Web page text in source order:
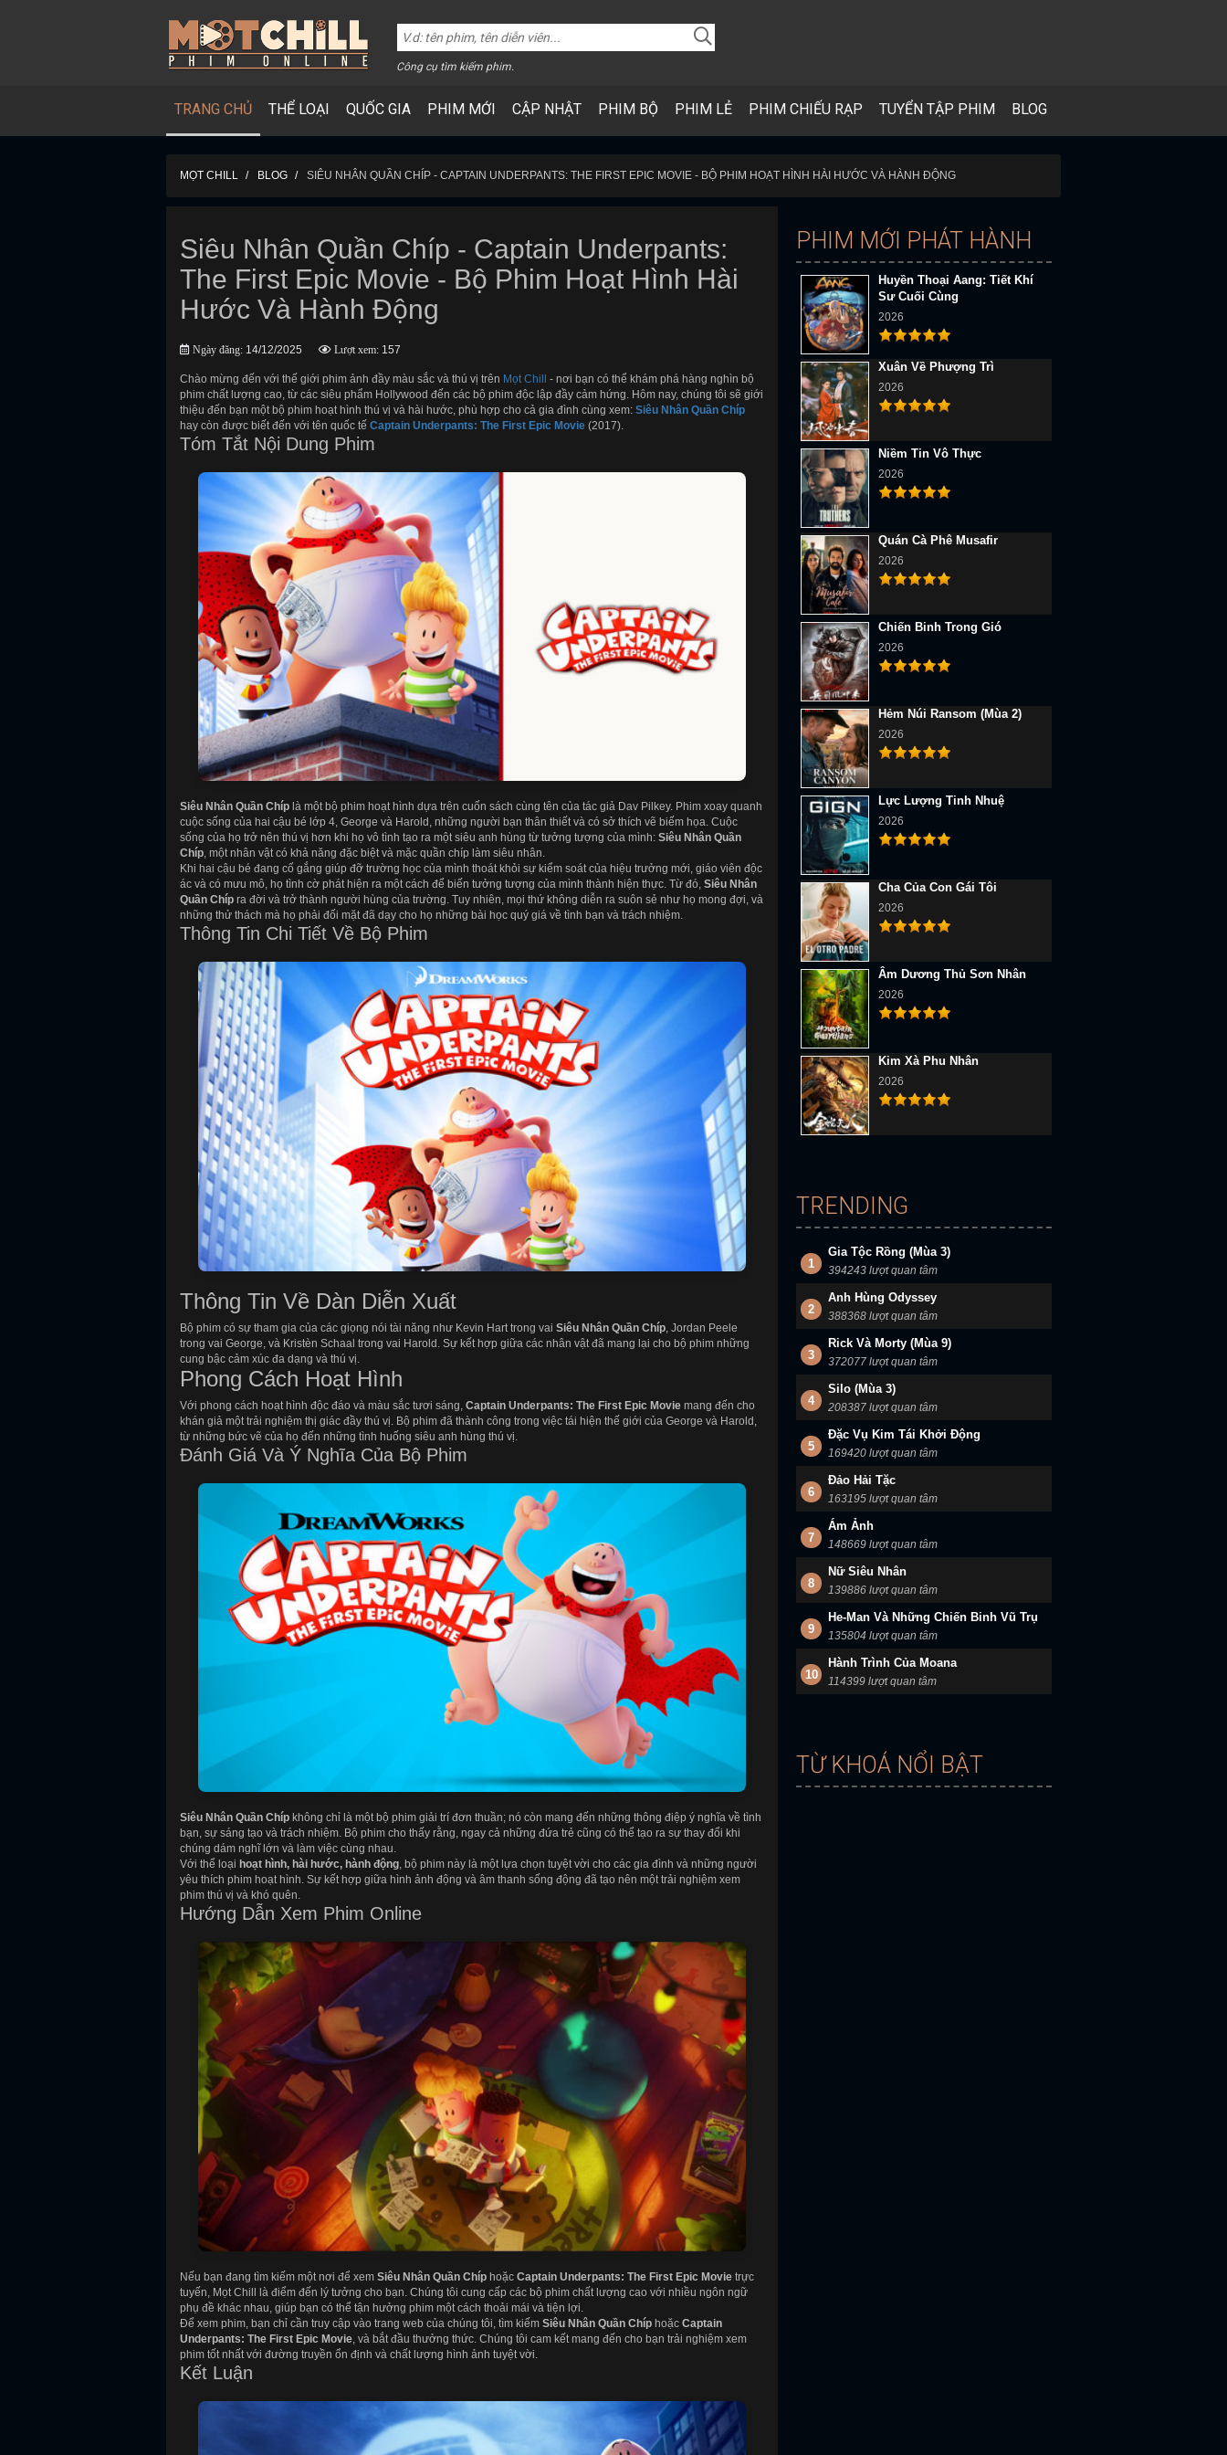
Công cụ tìm kiếm phim.
TRANG CHỦ THỂ LOẠI QUỐC GIA PHIM MỚI CẬP NHẬT PHIM BỘ PHIM LẺ PHIM CHIẾU RẠP TUYỂN TẬP PHIM BLOG
MỌT CHILL BLOG SIÊU NHÂN QUẦN CHÍP - CAPTAIN UNDERPANTS: THE FIRST EPIC MOVIE - BỘ PHIM HOẠT HÌNH HÀI HƯỚC VÀ HÀNH ĐỘNG
Siêu Nhân Quần Chíp - Captain Underpants:
The First Epic Movie - Bộ Phim Hoạt Hình Hài
Hước Và Hành Động
Ngày đăng: 14/12/2025 Lượt xem: 157
Chào mừng đến với thế giới phim ảnh đầy màu sắc và thú vị trên Mọt Chill
- nơi bạn có thể khám phá hàng nghìn bộ
phim chất lượng cao, từ các siêu phẩm Hollywood đến các bộ phim độc lập đầy cảm hứng. Hôm nay, chúng tôi sẽ giới
thiệu đến bạn một bộ phim hoạt hình thú vị và hài hước, phù hợp cho cả gia đình cùng xem: Siêu Nhân Quần Chíp
hay còn được biết đến với tên quốc tế Captain Underpants: The First Epic Movie (2017).
Tóm Tắt Nội Dung Phim
Siêu Nhân Quần Chíp là một bộ phim hoạt hình dựa trên cuốn sách cùng tên của tác giả Dav Pilkey. Phim xoay quanh
cuộc sống của hai cậu bé lớp 4, George và Harold, những người bạn thân thiết và có sở thích vẽ biếm họa. Cuộc
sống của họ trở nên thú vị hơn khi họ vô tình tạo ra một siêu anh hùng từ tưởng tượng của mình: Siêu Nhân Quần
Chíp, một nhân vật có khả năng đặc biệt và mặc quần chíp làm siêu nhân.
Khi hai cậu bé đang cố gắng giúp đỡ trường học của mình thoát khỏi sự kiểm soát của hiệu trưởng mới, giáo viên độc
ác và có mưu mô, họ tình cờ phát hiện ra một cách để biến tưởng tượng của mình thành hiện thực. Từ đó, Siêu Nhân
Quần Chíp ra đời và trở thành người hùng của trường. Tuy nhiên, mọi thứ không diễn ra suôn sẻ như họ mong đợi, và
những thử thách mà họ phải đối mặt đã dạy cho họ những bài học quý giá về tình bạn và trách nhiệm.
Thông Tin Chi Tiết Về Bộ Phim
Thông Tin Về Dàn Diễn Xuất
Bộ phim có sự tham gia của các giọng nói tài năng như Kevin Hart trong vai Siêu Nhân Quần Chíp , Jordan Peele
trong vai George, và Kristèn Schaal trong vai Harold. Sự kết hợp giữa các nhân vật đã mang lại cho bộ phim những
cung bậc cảm xúc đa dạng và thú vị.
Phong Cách Hoạt Hình
Với phong cách hoạt hình độc đáo và màu sắc tươi sáng, Captain Underpants: The First Epic Movie mang đến cho
khán giả một trải nghiệm thị giác đầy thú vị. Bộ phim đã thành công trong việc tái hiện thế giới của George và Harold,
từ những bức vẽ của họ đến những tình huống siêu anh hùng thú vị.
Đánh Giá Và Ý Nghĩa Của Bộ Phim
Siêu Nhân Quần Chíp không chỉ là một bộ phim giải trí đơn thuần; nó còn mang đến những thông điệp ý nghĩa về tình
bạn, sự sáng tạo và trách nhiệm. Bộ phim cho thấy rằng, ngay cả những đứa trẻ cũng có thể tạo ra sự thay đổi khi
chúng dám nghĩ lớn và làm việc cùng nhau.
Với thể loại hoạt hình, hài hước, hành động, bộ phim này là một lựa chọn tuyệt vời cho các gia đình và những người
yêu thích phim hoạt hình. Sự kết hợp giữa hình ảnh động và âm thanh sống động đã tạo nên một trải nghiệm xem
phim thú vị và khó quên.
Hướng Dẫn Xem Phim Online
Nếu bạn đang tìm kiếm một nơi để xem Siêu Nhân Quần Chíp hoặc Captain Underpants: The First Epic Movie trực
tuyến, Mọt Chill là điểm đến lý tưởng cho bạn. Chúng tôi cung cấp các bộ phim chất lượng cao với nhiều ngôn ngữ
phụ đề khác nhau, giúp bạn có thể tận hưởng phim một cách thoải mái và tiện lợi.
Để xem phim, bạn chỉ cần truy cập vào trang web của chúng tôi, tìm kiếm Siêu Nhân Quần Chíp hoặc Captain
Underpants: The First Epic Movie , và bắt đầu thưởng thức. Chúng tôi cam kết mang đến cho bạn trải nghiệm xem
phim tốt nhất với đường truyền ổn định và chất lượng hình ảnh tuyệt vời.
Kết Luận
PHIM MỚI PHÁT HÀNH
Huyền Thoại Aang: Tiết Khí
Sư Cuối Cùng
2026
Xuân Về Phượng Trì
2026
Niềm Tin Vô Thực
2026
Quán Cà Phê Musafir
2026
Chiến Binh Trong Gió
2026
Hẻm Núi Ransom (Mùa 2)
2026
Lực Lượng Tinh Nhuệ
2026
Cha Của Con Gái Tôi
2026
Âm Dương Thủ Sơn Nhân
2026
Kim Xà Phu Nhân
2026
TRENDING
1
Gia Tộc Rồng (Mùa 3)
394243 lượt quan tâm
2
Anh Hùng Odyssey
388368 lượt quan tâm
3
Rick Và Morty (Mùa 9)
372077 lượt quan tâm
4
Silo (Mùa 3)
208387 lượt quan tâm
5
Đặc Vụ Kim Tái Khởi Động
169420 lượt quan tâm
6
Đảo Hải Tặc
163195 lượt quan tâm
7
Ám Ảnh
148669 lượt quan tâm
8
Nữ Siêu Nhân
139886 lượt quan tâm
9
He-Man Và Những Chiến Binh Vũ Trụ
135804 lượt quan tâm
10
Hành Trình Của Moana
114399 lượt quan tâm
TỪ KHOÁ NỔI BẬT